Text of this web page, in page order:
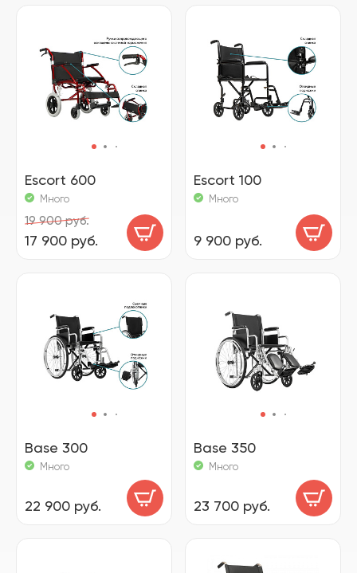
Escort 600
Много
19 900 руб.
17 900 руб.
Escort 100
Много
9 900 руб.
Base 300
Много
22 900 руб.
Base 350
Много
23 700 руб.